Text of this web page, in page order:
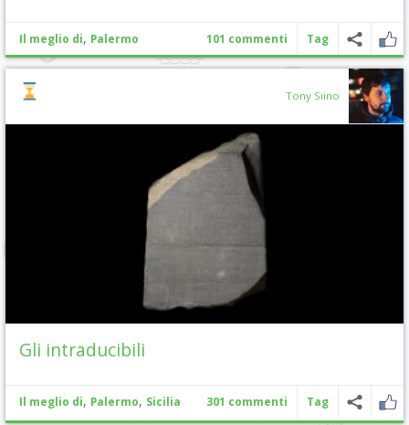
Il meglio di, Palermo 101 commenti Tag
Tony Siino
Gli intraducibili
Il meglio di, Palermo, Sicilia 301 commenti Tag